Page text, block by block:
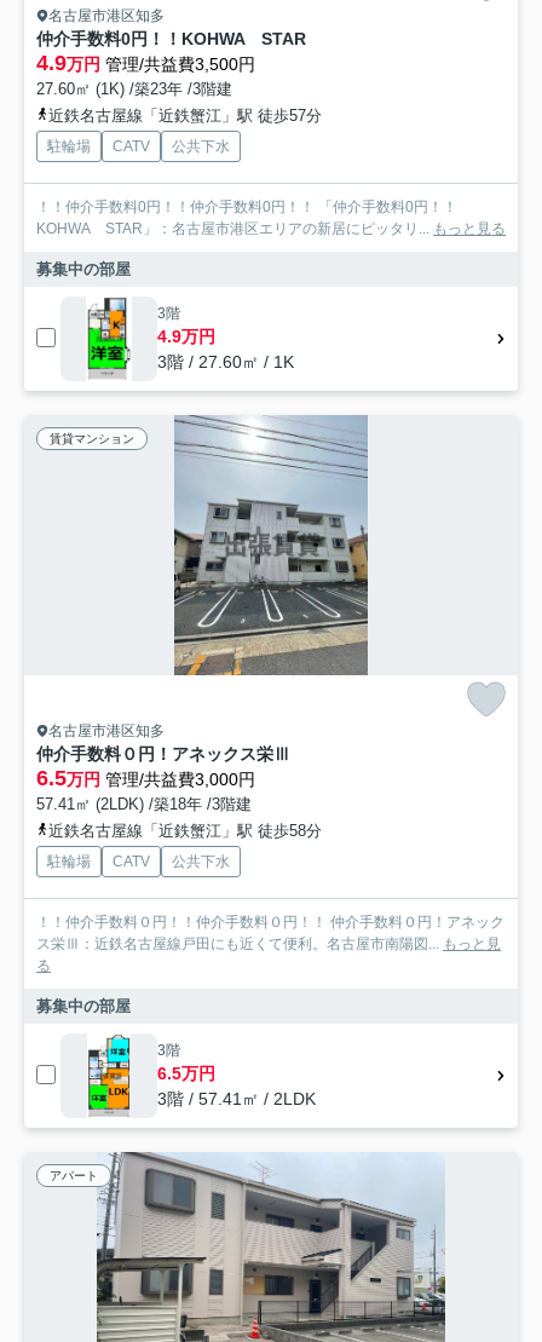
名古屋市港区知多
仲介手数料0円！！KOHWA STAR
4.9万円 管理/共益費3,500円
27.60㎡ (1K) /築23年 /3階建
近鉄名古屋線「近鉄蟹江」駅 徒歩57分
駐輪場 CATV 公共下水
！！仲介手数料0円！！仲介手数料0円！！ 「仲介手数料0円！！
KOHWA STAR」：名古屋市港区エリアの新居にピッタリ...
もっと見る
募集中の部屋
3階
4.9万円
3階 / 27.60㎡ / 1K
賃貸マンション
名古屋市港区知多
仲介手数料０円！アネックス栄Ⅲ
6.5万円 管理/共益費3,000円
57.41㎡ (2LDK) /築18年 /3階建
近鉄名古屋線「近鉄蟹江」駅 徒歩58分
駐輪場 CATV 公共下水
！！仲介手数料０円！！仲介手数料０円！！ 仲介手数料０円！アネック
ス栄Ⅲ：近鉄名古屋線戸田にも近くて便利。名古屋市南陽図...
もっと見
る
募集中の部屋
3階
6.5万円
3階 / 57.41㎡ / 2LDK
アパート